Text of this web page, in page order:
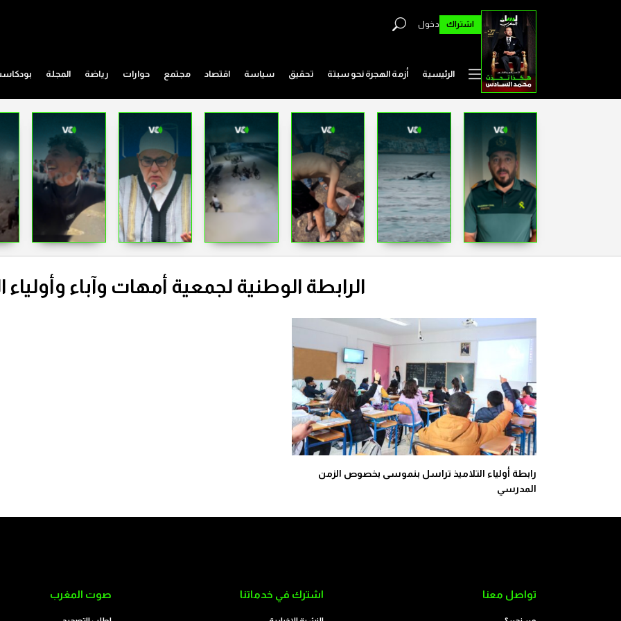
اشتراك دخول
الرئيسية أزمة الهجرة نحو سبتة تحقيق سياسة اقتصاد مجتمع حوارات رياضة المجلة
الرابطة الوطنية لجمعية أمهات وآباء وأولياء
رابطة أولياء التلاميذ تراسل بنموسى بخصوص الزمن
المدرسي
تواصل معنا اشترك في خدماتنا صوت المغرب